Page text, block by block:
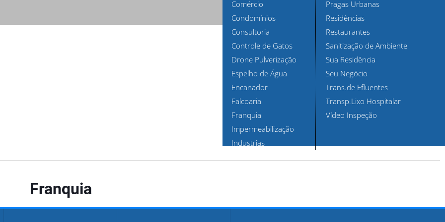
Comércio
Condomínios
Consultoria
Controle de Gatos
Drone Pulverização
Espelho de Água
Encanador
Falcoaria
Franquia
Impermeabilização
Industrias
Pragas Urbanas
Residências
Restaurantes
Sanitização de Ambiente
Sua Residência
Seu Negócio
Trans.de Efluentes
Transp.Lixo Hospitalar
Vídeo Inspeção
Franquia